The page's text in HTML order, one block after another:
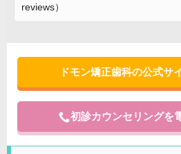
reviews）
ドモン矯正歯科の公式サ
初診カウンセリングを